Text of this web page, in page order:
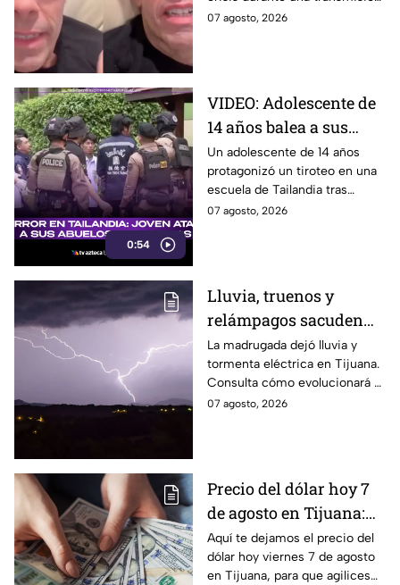
detalles sobre su
recuperación | VIDEO
en vivo; su familia informó
07 agosto, 2026
0:54
VIDEO: Adolescente de
14 años balea a sus
abuelos y luego tirotea
su escuela, dejando
siete muertos y 15
heridos
Un adolescente de 14 años
protagonizó un tiroteo en una
escuela de Tailandia tras
presuntamente atacar primero
07 agosto, 2026
Lluvia, truenos y
relámpagos sacuden
Tijuana durante la
madrugada; ¿seguirá
lloviendo hoy 7 de
agosto? 🌧️
La madrugada dejó lluvia y
tormenta eléctrica en Tijuana.
Consulta cómo evolucionará el
clima y si existe riesgo de más
07 agosto, 2026
Precio del dólar hoy 7
de agosto en Tijuana:
¿sigue perdiendo
fuerza este viernes?
Aquí te dejamos el precio del
dólar hoy viernes 7 de agosto
en Tijuana, para que agilices